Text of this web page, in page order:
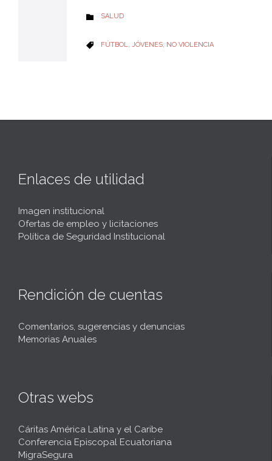
 CATEGORY
SALUD
 CATEGORY
FÚTBOL, JÓVENES, NO VIOLENCIA
Enlaces de utilidad
Imagen institucional
Ofertas de empleo y licitaciones
Política de Seguridad Institucional
Rendición de cuentas
Comentarios, sugerencias y denuncias
Memorias Anuales
Otras webs
Cáritas América Latina y el Caribe
Conferencia Episcopal Ecuatoriana
MigraSegura